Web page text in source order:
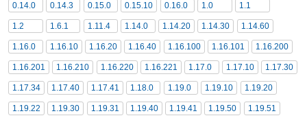
0.14.0 0.14.3 0.15.0 0.15.10 0.16.0 1.0 1.1
1.2 1.6.1 1.11.4 1.14.0 1.14.20 1.14.30 1.14.60
1.16.0 1.16.10 1.16.20 1.16.40 1.16.100 1.16.101 1.16.200
1.16.201 1.16.210 1.16.220 1.16.221 1.17.0 1.17.10 1.17.30
1.17.34 1.17.40 1.17.41 1.18.0 1.19.0 1.19.10 1.19.20
1.19.22 1.19.30 1.19.31 1.19.40 1.19.41 1.19.50 1.19.51